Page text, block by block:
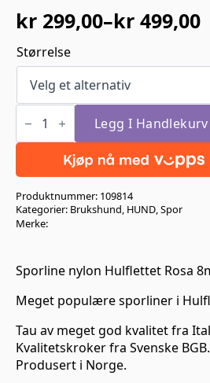
kr 299,00–kr 499,00
Prisområde:
kr 299,00
til
kr 499,00
Størrelse
Sporline
nylon
Rosa
antall
Legg I Handlekurv
Produktnummer: 109814
Kategorier: Brukshund, HUND,Spor
Merke:
Sporline nylon Hulflettet Rosa
Meget populære sporliner i
Tau av meget god kvalitet fra
Kvalitetskroker fra Svenske BGB.
Produsert i Norge.